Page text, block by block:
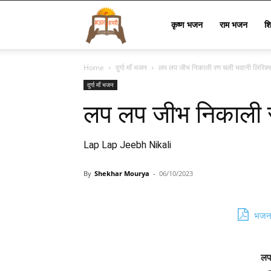
Lyrics
कृष्ण भजन राम भजन
Home दुर्गा माँ भजन लप लप जीभ निकाली रण चली भवानी
दुर्गा माँ भजन
लप लप जीभ निकाली
Lap Lap Jeebh Nikali
By Shekhar Mourya - 06/10/2023
भजन